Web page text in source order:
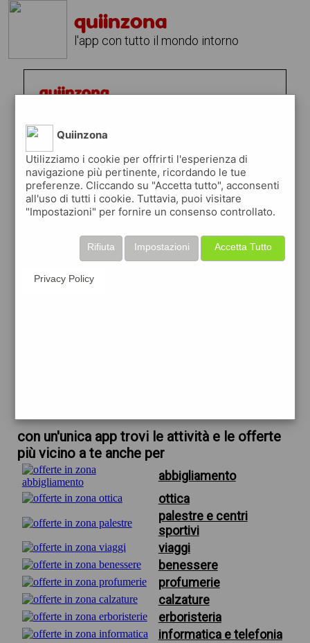
quiinzona
l'app con tutto il mondo intorno
con un'unica app trovi le attività e le offerte
più vicino a te anche per
abbigliamento
ottica
palestre e centri
sportivi
viaggi
benessere
profumerie
calzature
erboristeria
informatica e telefonia
Quiinzona
Utilizziamo i cookie per offrirti l'esperienza di
navigazione più pertinente, ricordando le tue
preferenze. Cliccando su "Accetta tutto", acconsenti
all'uso di tutti i cookie. Tuttavia, puoi visitare
"Impostazioni" per fornire un consenso controllato.
Accetta Tutto
Impostazioni
Rifiuta
Privacy Policy